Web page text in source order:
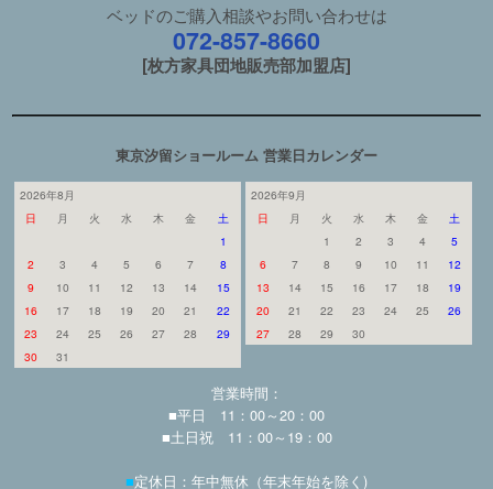
ベッドのご購入相談やお問い合わせは
072-857-8660
[枚方家具団地販売部加盟店]
東京汐留ショールーム 営業日カレンダー
2026年8月
日
月 火 水 木 金
土
1
2
3 4 5 6 7
8
9
10 11 12 13 14
15
16
17 18 19 20 21
22
23
24 25 26 27 28
29
30
31
2026年9月
日
月 火 水 木 金
土
1
2 3 4
5
6
7 8 9 10 11
12
13
14 15 16 17 18
19
20
21 22 23 24 25
26
27
28 29 30
営業時間：
■平日 11：00～20：00
■土日祝 11：00～19：00
■定休日：年中無休（年末年始を除く)